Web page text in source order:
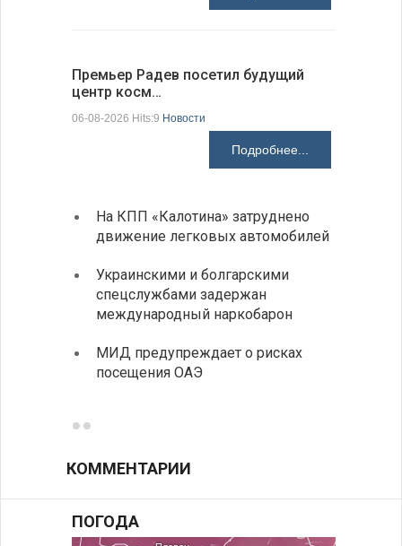
Премьер Радев посетил будущий
центр косм…
06-08-2026 Hits:9 Новости
Подробнее...
На КПП «Калотина» затруднено
движение легковых автомобилей
Украинскими и болгарскими
спецслужбами задержан
международный наркобарон
МИД предупреждает о рисках
посещения ОАЭ
КОММЕНТАРИИ
ПОГОДА